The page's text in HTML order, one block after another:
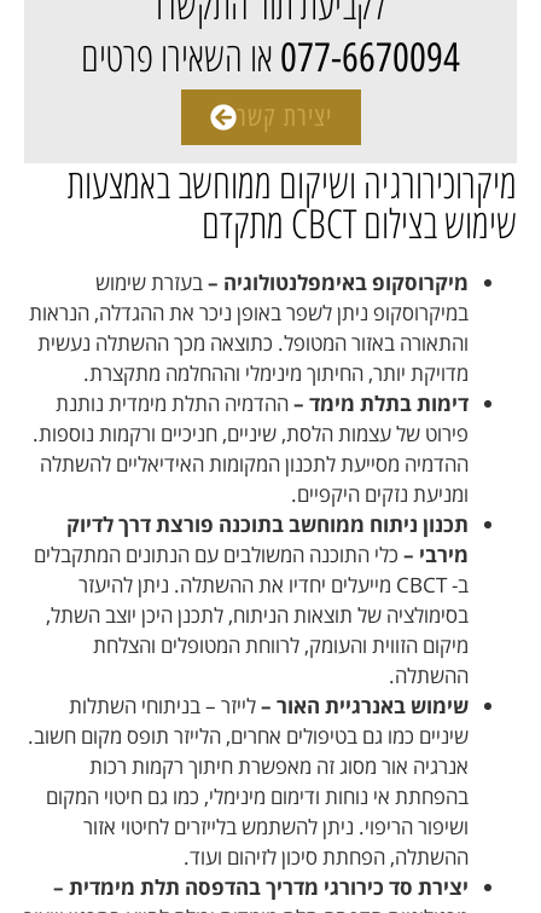
077-6670094 או השאירו פרטים
יצירת קשר
מיקרוכירורגיה ושיקום ממוחשב באמצעות
שימוש בצילום CBCT מתקדם
מיקרוסקופ באימפלנטולוגיה –בעזרת שימוש
במיקרוסקופ ניתן לשפר באופן ניכר את ההגדלה, הנראות
והתאורה באזור המטופל. כתוצאה מכך ההשתלה נעשית
מדויקת יותר, החיתוך מינימלי וההחלמה מתקצרת.
דימות בתלת מימד –ההדמיה התלת מימדית נותנת
פירוט של עצמות הלסת, שיניים, חניכיים ורקמות נוספות.
ההדמיה מסייעת לתכנון המקומות האידיאליים להשתלה
ומניעת נזקים היקפיים.
תכנון ניתוח ממוחשב בתוכנה פורצת דרך לדיוק
מירבי – כלי התוכנה המשולבים עם הנתונים המתקבלים
ב- CBCT מייעלים יחדיו את ההשתלה. ניתן להיעזר
בסימולציה של תוצאות הניתוח, לתכנן היכן יוצב השתל,
מיקום הזווית והעומק, לרווחת המטופלים והצלחת
ההשתלה.
שימוש באנרגיית האור –לייזר – בניתוחי השתלות
שיניים כמו גם בטיפולים אחרים, הלייזר תופס מקום חשוב.
אנרגיה אור מסוג זה מאפשרת חיתוך רקמות רכות
בהפחתת אי נוחות ודימום מינימלי, כמו גם חיטוי המקום
ושיפור הריפוי. ניתן להשתמש בלייזרים לחיטוי אזור
ההשתלה, הפחתת סיכון לזיהום ועוד.
יצירת סד כירורגי מדריך בהדפסה תלת מימדית –